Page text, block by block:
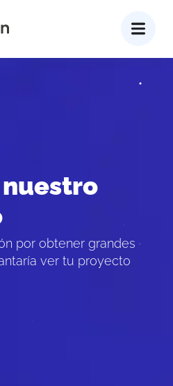
por obtener grandes
ver tu proyecto